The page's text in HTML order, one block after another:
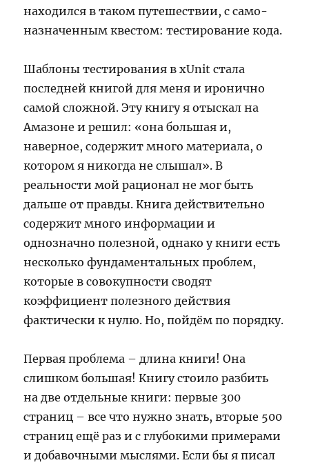
находился в таком путешествии, с само-
назначенным квестом: тестирование кода.
Шаблоны тестирования в xUnit стала
последней книгой для меня и иронично
самой сложной. Эту книгу я отыскал на
Амазоне и решил: «она большая и,
наверное, содержит много материала, о
котором я никогда не слышал». В
реальности мой рационал не мог быть
дальше от правды. Книга действительно
содержит много информации и
однозначно полезной, однако у книги есть
несколько фундаментальных проблем,
которые в совокупности сводят
коэффициент полезного действия
фактически к нулю. Но, пойдём по порядку.
Первая проблема – длина книги! Она
слишком большая! Книгу стоило разбить
на две отдельные книги: первые 300
страниц – все что нужно знать, вторые 500
страниц ещё раз и с глубокими примерами
и добавочными мыслями. Если бы я писал